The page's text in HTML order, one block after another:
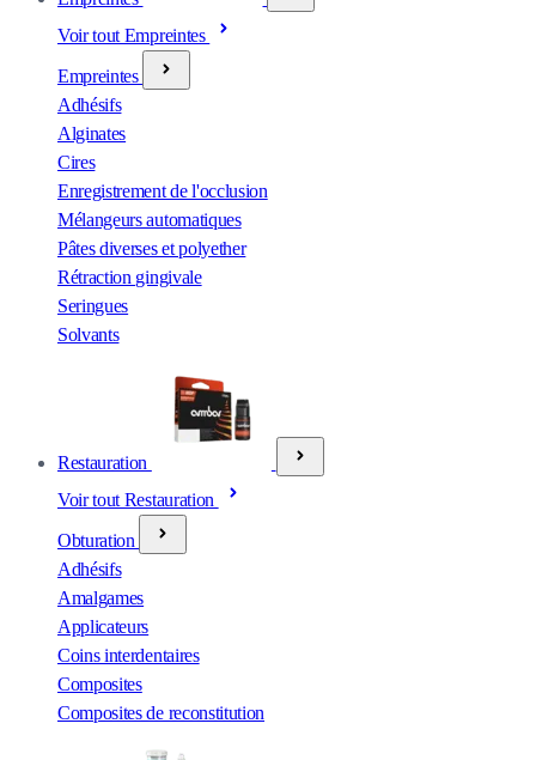
Voir tout Empreintes
Empreintes
Adhésifs
Alginates
Cires
Enregistrement de l'occlusion
Mélangeurs automatiques
Pâtes diverses et polyether
Rétraction gingivale
Seringues
Solvants
Restauration
Voir tout Restauration
Obturation
Adhésifs
Amalgames
Applicateurs
Coins interdentaires
Composites
Composites de reconstitution